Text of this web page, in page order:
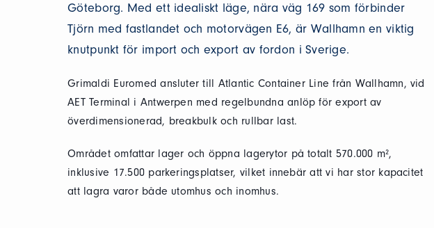
Göteborg. Med ett idealiskt läge, nära väg 169 som förbinder
Tjörn med fastlandet och motorvägen E6, är Wallhamn en viktig
knutpunkt för import och export av fordon i Sverige.
Grimaldi Euromed ansluter till Atlantic Container Line från Wallhamn, vid
AET Terminal i Antwerpen med regelbundna anlöp för export av
överdimensionerad, breakbulk och rullbar last.
Området omfattar lager och öppna lagerytor på totalt 570.000 m²,
inklusive 17.500 parkeringsplatser, vilket innebär att vi har stor kapacitet
att lagra varor både utomhus och inomhus.